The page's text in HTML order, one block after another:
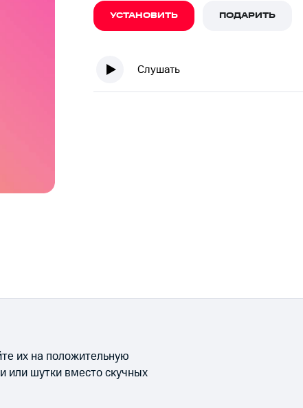
УСТАНОВИТЬ ПОДАРИТЬ
Слушать
их на положительную
или шутки вместо скучных